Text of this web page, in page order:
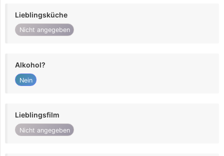
Lieblingsküche
Nicht angegeben
Alkohol?
Nein
Lieblingsfilm
Nicht angegeben